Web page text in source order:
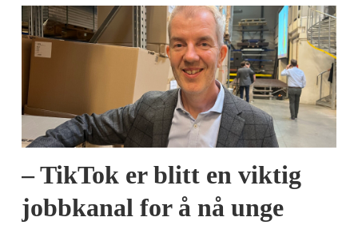
– TikTok er blitt en viktig
jobbkanal for å nå unge